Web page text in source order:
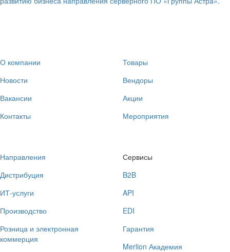
О компании
Новости
Вакансии
Контакты
Товары
Вендоры
Акции
Мероприятия
Направления
Дистрибуция
ИТ-услуги
Производство
Розница и электронная
коммерция
Сервисы
B2B
API
EDI
Гарантия
Merlion Академия